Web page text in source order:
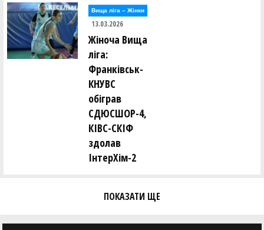
Вища лiга – Жiнки
13.03.2026
Жіноча Вища
ліга:
Франківськ-
КНУВС
обіграв
СДЮСШОР-4,
КІВС-СКІФ
здолав
ІнтерХім-2
ПОКАЗАТИ ЩЕ